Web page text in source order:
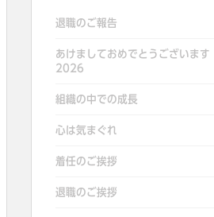
退職のご報告
あけましておめでとうございます
2026
組織の中での成長
心は気まぐれ
着任のご挨拶
退職のご挨拶